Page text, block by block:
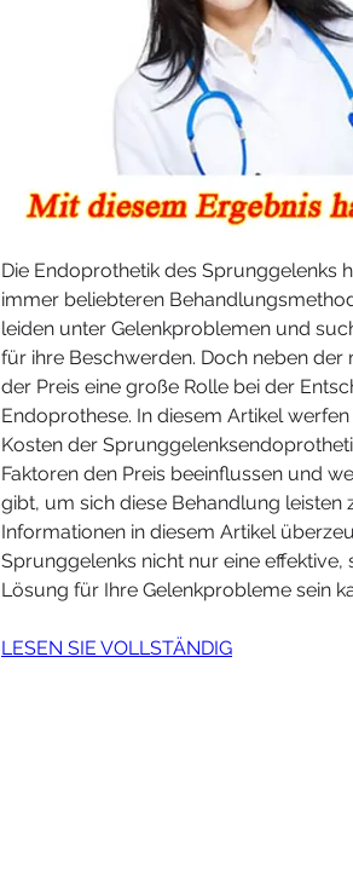
Die Endoprothetik des Sprunggelenks
immer beliebteren
leiden unter Gelenkproblemen und
für ihre Beschwerden. Doch neben
der Preis eine große Rolle bei der
Endoprothese. In diesem Artikel
Kosten der
Faktoren den Preis beeinflussen und
gibt, um sich diese Behandlung leisten
Informationen in diesem Artikel
Sprunggelenks nicht nur eine
Lösung für Ihre Gelenkprobleme sein
LESEN SIE VOLLSTÄNDIG